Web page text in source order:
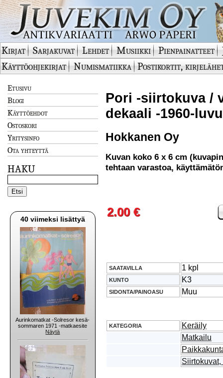
Kirjat Sarjakuvat Lehdet Musiikki Pienpainatteet
Käyttöohjekirjat
Numismatiikka Postikortit,
Etusivu
Blogi
Käyttöehdot
Ostoskori
Yritysinfo
Ota yhteyttä
HAKU
40 viimeksi lisättyä
Aurinkomatkat -Solresor kesä-
sommaren 1971 -matkaesite
Näytä
Pori -siirtokuva /
dekaali -1960-
Hokkanen Oy
Kuvan koko 6 x 6 cm
tehtaan varastoa,
2.00 €
SAATAVILLA 1 kpl
KUNTO K3
SIDONTA/PAINOASU Muu
KATEGORIA
Keräily
Matkailu